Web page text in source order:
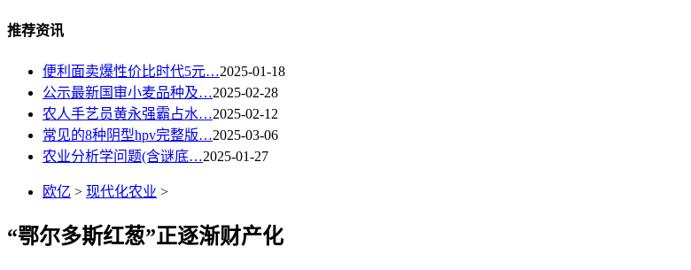
推荐资讯
便利面卖爆性价比时代5元…2025-01-18
公示最新国审小麦品种及…2025-02-28
农人手艺员黄永强霸占水…2025-02-12
常见的8种阴型hpv完整版…2025-03-06
农业分析学问题(含谜底…2025-01-27
欧亿 > 现代化农业 >
“鄂尔多斯红葱”正逐渐财产化